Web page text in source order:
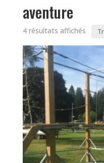
aventure
4 résultats affichés